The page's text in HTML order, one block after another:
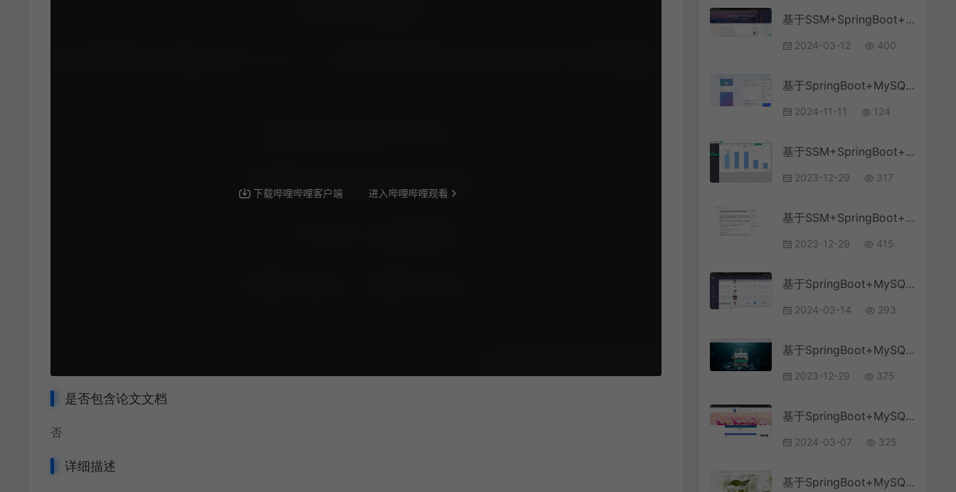
是否包含论文文档
否
详细描述
基于SSM+SpringBoot+MySQL+ElementUI+Vue的校园博客新闻发布系统
2024-03-12 400
基于SpringBoot+MySQL+Vue.js+Uniapp的移动端的个人博客系统(附论文)
2024-11-11 124
基于SSM+SpringBoot+MySQL+bootstrap的博客论坛系统(附文档)
2023-12-29 317
基于SSM+SpringBoot+MySQL+Vue前后端分离的博客论坛系统
2023-12-29 415
基于SpringBoot+MySQL+Vue.js的博客系统(附论文)
2024-03-14 293
基于SpringBoot+MySQL+Vue的在线考试与学习交流系统(附论文)
2023-12-29 375
基于SpringBoot+MySQL+Vue.js的论坛交流系统(附论文)
2024-03-07 325
基于SpringBoot+MySQL+Vue的论坛系统(附论文)